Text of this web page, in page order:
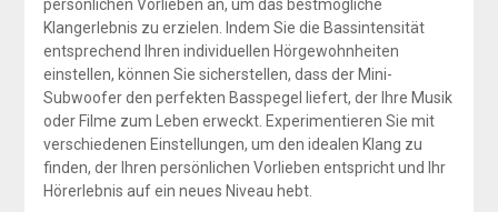
persönlichen Vorlieben an, um das bestmögliche
Klangerlebnis zu erzielen. Indem Sie die Bassintensität
entsprechend Ihren individuellen Hörgewohnheiten
einstellen, können Sie sicherstellen, dass der Mini-
Subwoofer den perfekten Basspegel liefert, der Ihre Musik
oder Filme zum Leben erweckt. Experimentieren Sie mit
verschiedenen Einstellungen, um den idealen Klang zu
finden, der Ihren persönlichen Vorlieben entspricht und Ihr
Hörerlebnis auf ein neues Niveau hebt.